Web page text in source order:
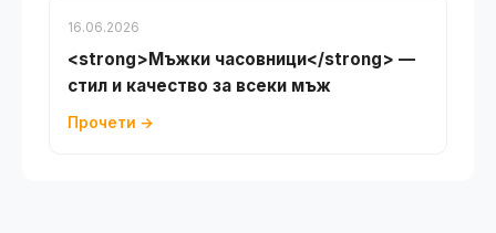
16.06.2026
<strong>Мъжки часовници</strong> —
стил и качество за всеки мъж
Прочети →